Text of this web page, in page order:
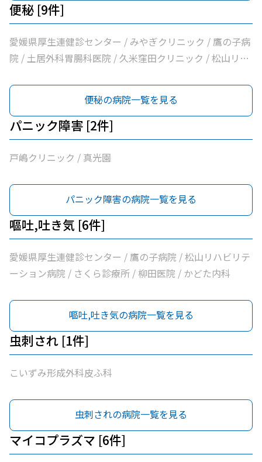
便秘 [9件]
愛媛県厚生連健診センター / みやぎクリニック / 鷹の子病
院 / 土居外科胃腸科医院 / 久米窪田クリニック / 松山リハ
科
便秘の病院一覧を見る
パニック障害 [2件]
戸嶋クリニック / 真光園
パニック障害の病院一覧を見る
嘔吐,吐き気 [6件]
愛媛県厚生連健診センター / 鷹の子病院 / 松山リハビリテ
ーション病院 / さくら診療所 / 柳田医院 / かどた内科
嘔吐,吐き気の病院一覧を見る
虫刺され [1件]
こいずみ形成外科皮ふ科
虫刺されの病院一覧を見る
マイコプラズマ [6件]